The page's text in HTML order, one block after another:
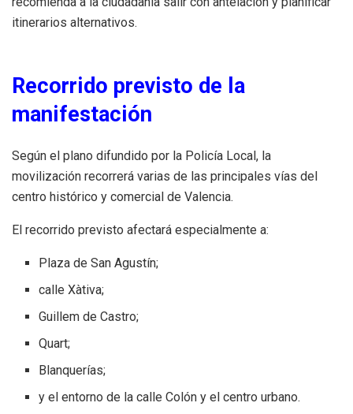
itinerarios alternativos.
Recorrido previsto de la
manifestación
Según el plano difundido por la Policía Local, la
movilización recorrerá varias de las principales vías del
centro histórico y comercial de Valencia.
El recorrido previsto afectará especialmente a:
Plaza de San Agustín;
calle Xàtiva;
Guillem de Castro;
Quart;
Blanquerías;
y el entorno de la calle Colón y el centro urbano.